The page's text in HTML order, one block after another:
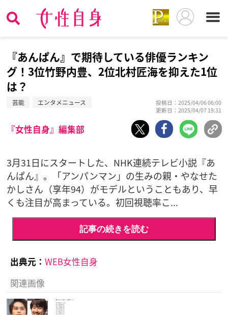
『あんぱん』で期待している俳優ランキン
グ！3位竹野内豊、2位北村匠海を抑えた1位
は？
芸能 エンタメニュース
投稿日：2025/04/06 06:00
更新日：2025/04/07 19:31
『女性自身』編集部
3月31日にスタートした、NHK連続テレビ小説『あ
んぱん』。「アンパンマン」の生みの親・やなせた
かしさん（享年94）がモデルということもあり、早
くも注目が高まっている。初回視聴率こ...
記事の続きを読む
出典元： WEB女性自身
関連画像